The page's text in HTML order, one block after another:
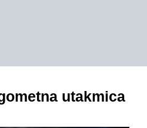
utakmica